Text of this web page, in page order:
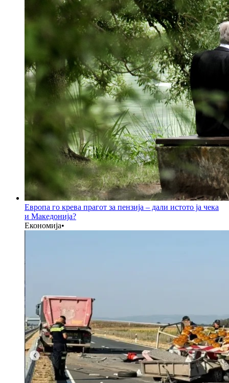
Европа го крева прагот за пензија – дали истото ја чека
и Македонија?
Економија•